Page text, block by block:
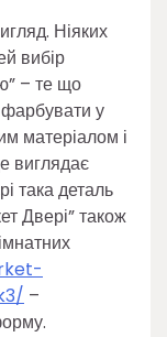
Ніяких
вибір
– те що
фарбувати у
матеріалом і
виглядає
така деталь
Двері” також
–